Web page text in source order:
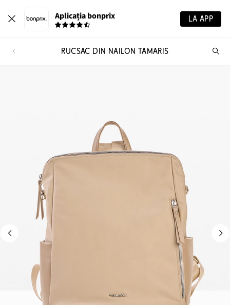
Aplicația bonprix LA APP
RUCSAC DIN NAILON TAMARIS